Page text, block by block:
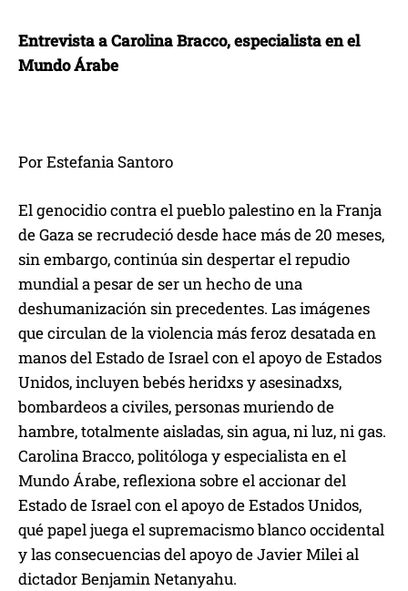
Entrevista a Carolina Bracco, especialista en el
Mundo Árabe
Por Estefania Santoro
El genocidio contra el pueblo palestino en la Franja
de Gaza se recrudeció desde hace más de 20 meses,
sin embargo, continúa sin despertar el repudio
mundial a pesar de ser un hecho de una
deshumanización sin precedentes. Las imágenes
que circulan de la violencia más feroz desatada en
manos del Estado de Israel con el apoyo de Estados
Unidos, incluyen bebés heridxs y asesinadxs,
bombardeos a civiles, personas muriendo de
hambre, totalmente aisladas, sin agua, ni luz, ni gas.
Carolina Bracco, politóloga y especialista en el
Mundo Árabe, reflexiona sobre el accionar del
Estado de Israel con el apoyo de Estados Unidos,
qué papel juega el supremacismo blanco occidental
y las consecuencias del apoyo de Javier Milei al
dictador Benjamin Netanyahu.